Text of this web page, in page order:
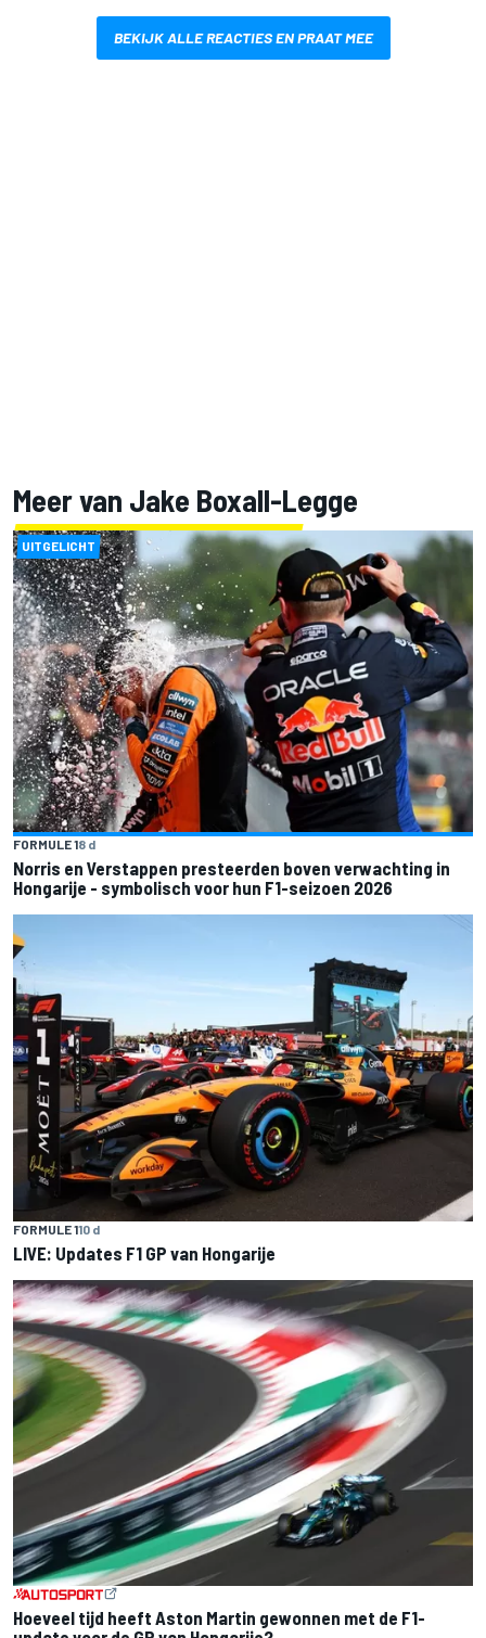
BEKIJK ALLE REACTIES EN PRAAT MEE
Meer van Jake Boxall-Legge
UITGELICHT
FORMULE 18 d
Norris en Verstappen presteerden boven verwachting in
Hongarije - symbolisch voor hun F1-seizoen 2026
FORMULE 110 d
LIVE: Updates F1 GP van Hongarije
Hoeveel tijd heeft Aston Martin gewonnen met de F1-